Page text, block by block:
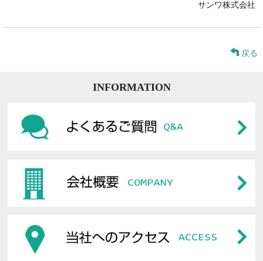
サンワ株式会社
戻る
INFORMATION